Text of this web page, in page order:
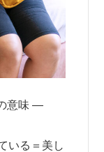
意味 ―
いる＝美し